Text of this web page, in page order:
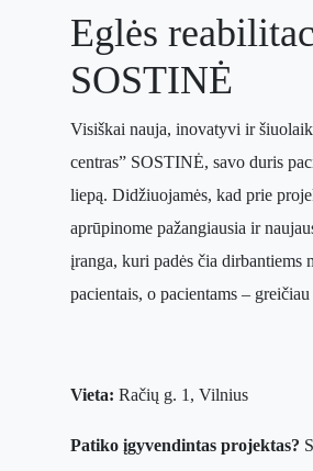
Eglės
SOSTINĖ
Visiškai nauja, inovatyvi ir
centras” SOSTINĖ, savo duris
liepą. Didžiuojamės, kad prie
aprūpinome pažangiausia ir
įranga, kuri padės čia dirbantiems
pacientais, o pacientams –
Vieta: Račių g. 1, Vilnius
Patiko įgyvendintas projektas?